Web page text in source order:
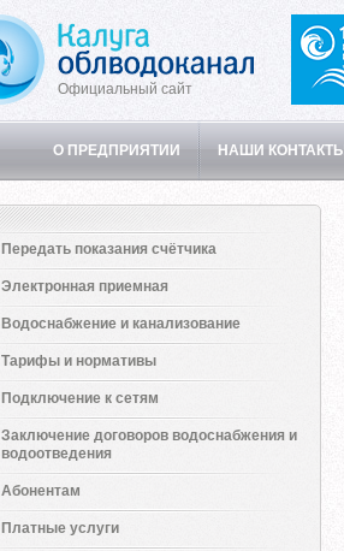
Официальный сайт
О ПРЕДПРИЯТИИ НАШИ КОНТАКТЫ
Передать показания счётчика
Электронная приемная
Водоснабжение и канализование
Тарифы и нормативы
Подключение к сетям
Заключение договоров водоснабжения и
водоотведения
Абонентам
Платные услуги